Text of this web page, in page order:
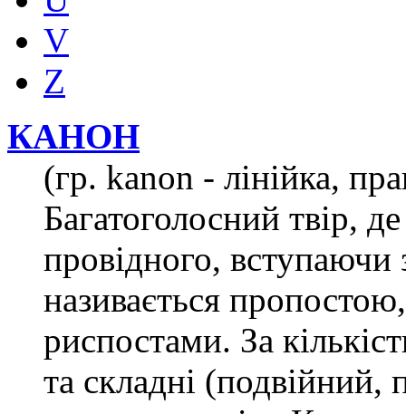
V
Z
КАНОН
(гр. kanon - лінійка,
Багатоголосний твір,
провідного,
називається
риспостами. За
та складні (подвійний,